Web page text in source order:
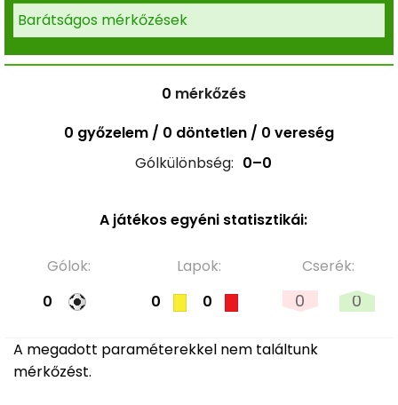
Barátságos mérkőzések
0 mérkőzés
0 győzelem / 0 döntetlen / 0 vereség
Gólkülönbség: 0–0
A játékos egyéni statisztikái:
Gólok:
0
Lapok:
0
0
Cserék:
0 0
A megadott paraméterekkel nem találtunk
mérkőzést.